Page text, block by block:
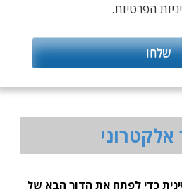
הפרטיות.
אלקטרוני
כדי לפתח את הדור הבא של